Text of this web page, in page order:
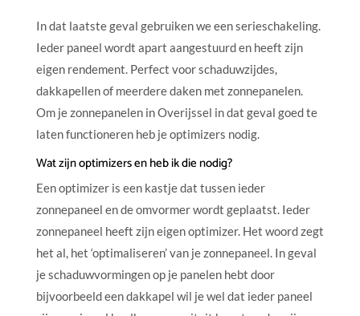
In dat laatste geval gebruiken we een serieschakeling.
Ieder paneel wordt apart aangestuurd en heeft zijn
eigen rendement. Perfect voor schaduwzijdes,
dakkapellen of meerdere daken met zonnepanelen.
Om je zonnepanelen in Overijssel in dat geval goed te
laten functioneren heb je optimizers nodig.
Wat zijn optimizers en heb ik die nodig?
Een optimizer is een kastje dat tussen ieder
zonnepaneel en de omvormer wordt geplaatst. Ieder
zonnepaneel heeft zijn eigen optimizer. Het woord zegt
het al, het ‘optimaliseren’ van je zonnepaneel. In geval
je schaduwvormingen op je panelen hebt door
bijvoorbeeld een dakkapel wil je wel dat ieder paneel